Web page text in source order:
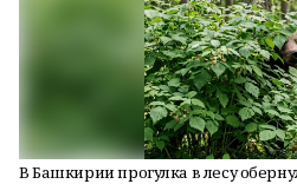
В Башкирии прогулка в лесу